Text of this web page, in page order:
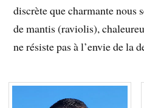
discrète que charmante nous
de mantis (raviolis),
ne résiste pas à l’envie de la